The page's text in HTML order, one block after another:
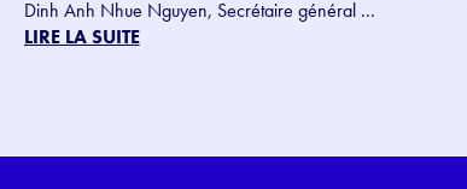
Dinh Anh Nhue Nguyen, Secrétaire général ...
LIRE LA SUITE